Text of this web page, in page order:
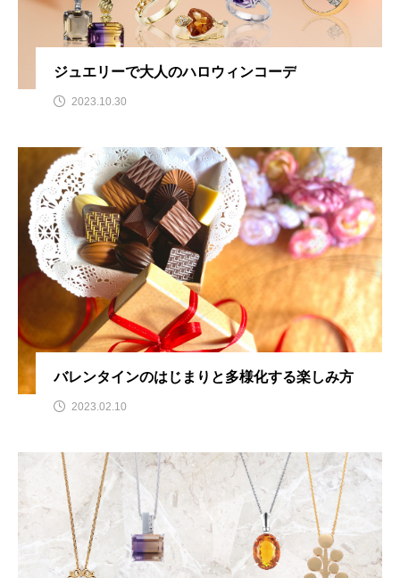
ジュエリーで大人のハロウィンコーデ
2023.10.30
バレンタインのはじまりと多様化する楽しみ方
2023.02.10